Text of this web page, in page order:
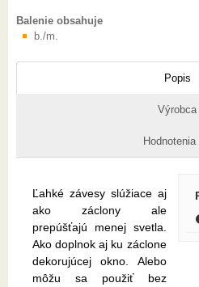
Balenie obsahuje
b./m.
Popis
Výrobca
Hodnotenia
Ľahké závesy slúžiace aj
ako záclony ale
prepúšťajú menej svetla.
Ako doplnok aj ku záclone
dekorujúcej okno. Alebo
môžu sa použiť bez